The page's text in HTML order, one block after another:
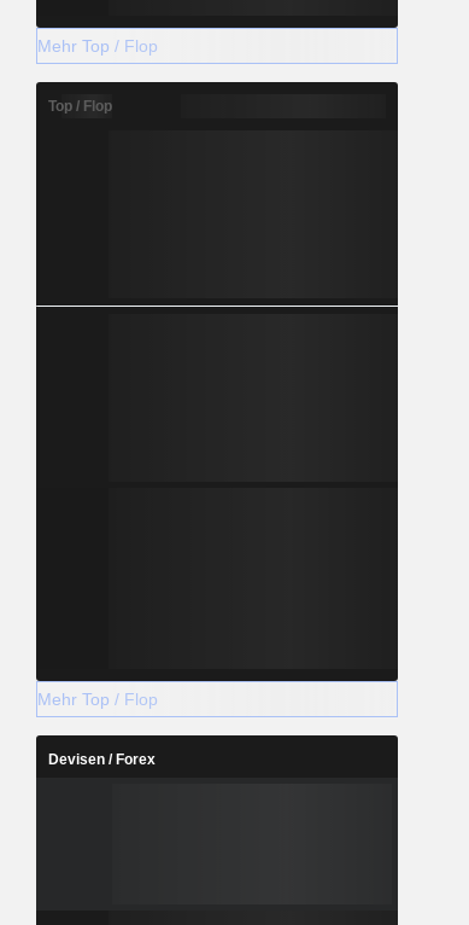
Mehr Top / Flop
Top / Flop
Mehr Top / Flop
Devisen / Forex